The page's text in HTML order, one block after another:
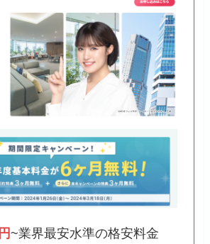
円~業界最安水準の格安料金